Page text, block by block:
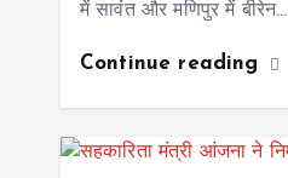
में सावंंत और मणिपुर में बीरेन…
Continue reading